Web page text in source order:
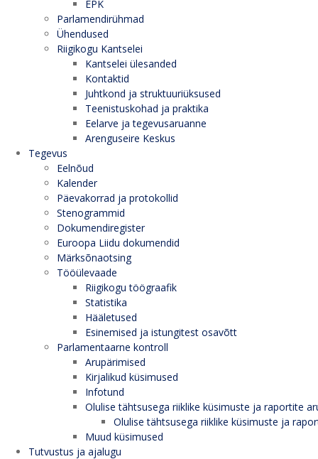
EPK
Parlamendirühmad
Ühendused
Riigikogu Kantselei
Kantselei ülesanded
Kontaktid
Juhtkond ja struktuuriüksused
Teenistuskohad ja praktika
Eelarve ja tegevusaruanne
Arenguseire Keskus
Tegevus
Eelnõud
Kalender
Päevakorrad ja protokollid
Stenogrammid
Dokumendiregister
Euroopa Liidu dokumendid
Märksõnaotsing
Tööülevaade
Riigikogu töögraafik
Statistika
Hääletused
Esinemised ja istungitest osavõtt
Parlamentaarne kontroll
Arupärimised
Kirjalikud küsimused
Infotund
Olulise tähtsusega riiklike küsimuste ja raportite
Olulise tähtsusega riiklike küsimuste ja
Muud küsimused
Tutvustus ja ajalugu